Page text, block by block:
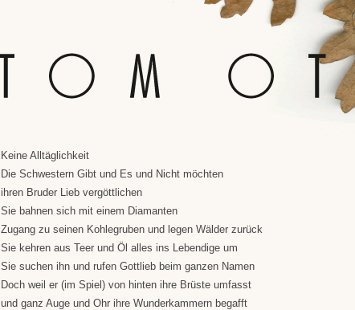
Keine Alltäglichkeit
Die Schwestern Gibt und Es und Nicht möchten
ihren Bruder Lieb vergöttlichen
Sie bahnen sich mit einem Diamanten
Zugang zu seinen Kohlegruben und legen Wälder zurück
Sie kehren aus Teer und Öl alles ins Lebendige um
Sie suchen ihn und rufen Gottlieb beim ganzen Namen
Doch weil er (im Spiel) von hinten ihre Brüste umfasst
und ganz Auge und Ohr ihre Wunderkammern begafft